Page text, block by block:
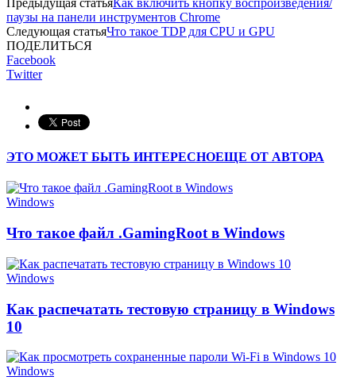
паузы на панели инструментов Chrome
Следующая статьяЧто такое TDP для CPU и GPU
ПОДЕЛИТЬСЯ
Facebook
Twitter
ЭТО МОЖЕТ БЫТЬ ИНТЕРЕСНОЕЩЕ ОТ АВТОРА
Windows
Что такое файл .GamingRoot в Windows
Windows
Как распечатать тестовую страницу в Windows
10
Windows